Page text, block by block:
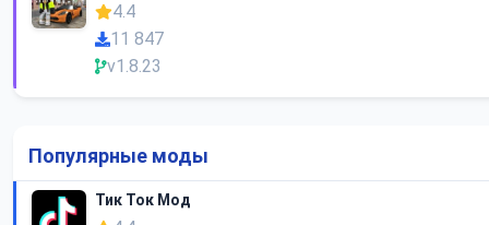
4.4
11 847
v1.8.23
Популярные моды
Тик Ток Мод